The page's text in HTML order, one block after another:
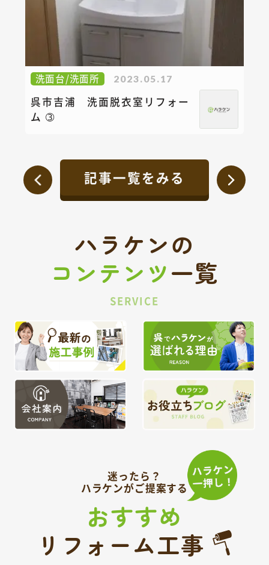
洗面台/洗面所 2023.05.17
呉市吉浦 洗面脱衣室リフォー
ム ➂
記事一覧をみる
ハラケンの
コンテンツ一覧
SERVICE
迷ったら？
ハラケンがご提案する
おすすめ
リフォーム工事